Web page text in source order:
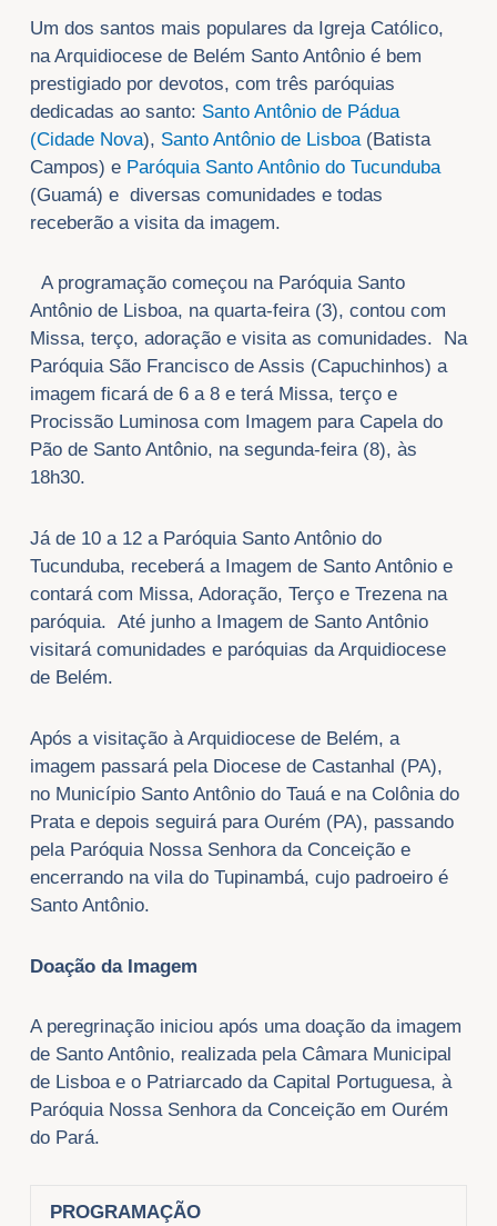
Um dos santos mais populares da Igreja Católico,
na Arquidiocese de Belém Santo Antônio é bem
prestigiado por devotos, com três paróquias
dedicadas ao santo: Santo Antônio de Pádua
(Cidade Nova), Santo Antônio de Lisboa(Batista
Campos) e Paróquia Santo Antônio do Tucunduba
(Guamá) e diversas comunidades e todas
receberão a visita da imagem.
A programação começou na Paróquia Santo
Antônio de Lisboa, na quarta-feira (3), contou com
Missa, terço, adoração e visita as comunidades. Na
Paróquia São Francisco de Assis (Capuchinhos) a
imagem ficará de 6 a 8 e terá Missa, terço e
Procissão Luminosa com Imagem para Capela do
Pão de Santo Antônio, na segunda-feira (8), às
18h30.
Já de 10 a 12 a Paróquia Santo Antônio do
Tucunduba, receberá a Imagem de Santo Antônio e
contará com Missa, Adoração, Terço e Trezena na
paróquia. Até junho a Imagem de Santo Antônio
visitará comunidades e paróquias da Arquidiocese
de Belém.
Após a visitação à Arquidiocese de Belém, a
imagem passará pela Diocese de Castanhal (PA),
no Município Santo Antônio do Tauá e na Colônia do
Prata e depois seguirá para Ourém (PA), passando
pela Paróquia Nossa Senhora da Conceição e
encerrando na vila do Tupinambá, cujo padroeiro é
Santo Antônio.
Doação da Imagem
A peregrinação iniciou após uma doação da imagem
de Santo Antônio, realizada pela Câmara Municipal
de Lisboa e o Patriarcado da Capital Portuguesa, à
Paróquia Nossa Senhora da Conceição em Ourém
do Pará.
PROGRAMAÇÃO